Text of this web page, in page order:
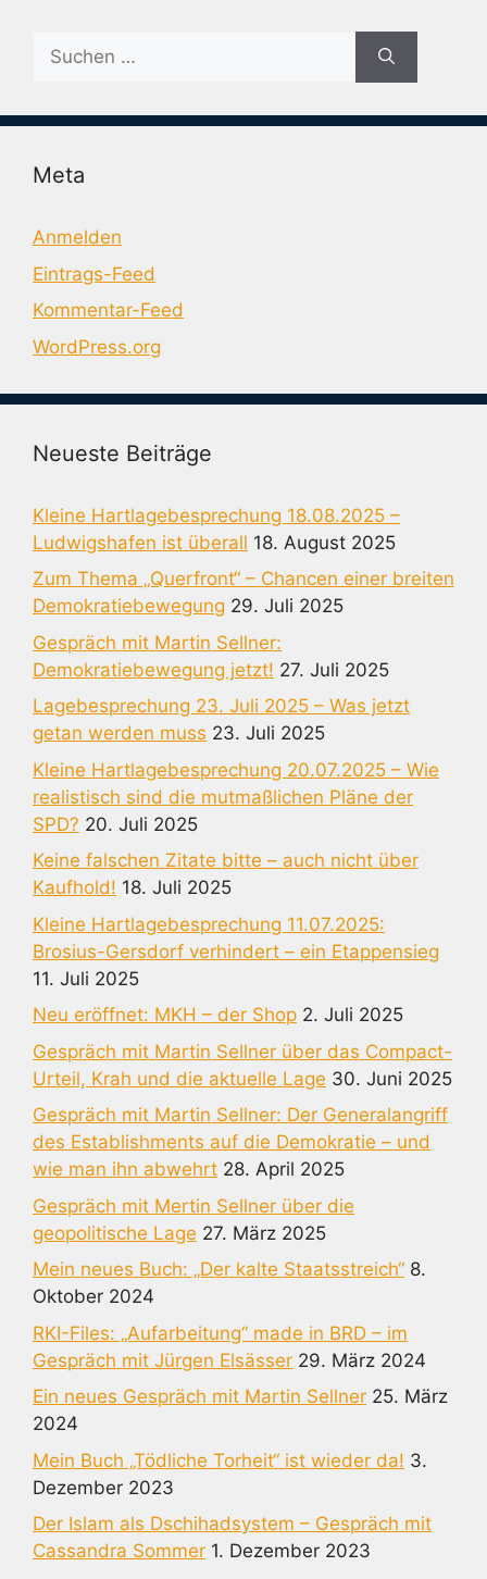
Suche
nach:
Meta
Anmelden
Eintrags-Feed
Kommentar-Feed
WordPress.org
Neueste Beiträge
Kleine Hartlagebesprechung 18.08.2025 –
Ludwigshafen ist überall 18. August 2025
Zum Thema „Querfront“ – Chancen einer breiten
Demokratiebewegung 29. Juli 2025
Gespräch mit Martin Sellner:
Demokratiebewegung jetzt! 27. Juli 2025
Lagebesprechung 23. Juli 2025 – Was jetzt
getan werden muss 23. Juli 2025
Kleine Hartlagebesprechung 20.07.2025 – Wie
realistisch sind die mutmaßlichen Pläne der
SPD? 20. Juli 2025
Keine falschen Zitate bitte – auch nicht über
Kaufhold! 18. Juli 2025
Kleine Hartlagebesprechung 11.07.2025:
Brosius-Gersdorf verhindert – ein Etappensieg
11. Juli 2025
Neu eröffnet: MKH – der Shop 2. Juli 2025
Gespräch mit Martin Sellner über das Compact-
Urteil, Krah und die aktuelle Lage 30. Juni 2025
Gespräch mit Martin Sellner: Der Generalangriff
des Establishments auf die Demokratie – und
wie man ihn abwehrt 28. April 2025
Gespräch mit Mertin Sellner über die
geopolitische Lage 27. März 2025
Mein neues Buch: „Der kalte Staatsstreich“ 8.
Oktober 2024
RKI-Files: „Aufarbeitung“ made in BRD – im
Gespräch mit Jürgen Elsässer 29. März 2024
Ein neues Gespräch mit Martin Sellner 25. März
2024
Mein Buch „Tödliche Torheit“ ist wieder da! 3.
Dezember 2023
Der Islam als Dschihadsystem – Gespräch mit
Cassandra Sommer 1. Dezember 2023